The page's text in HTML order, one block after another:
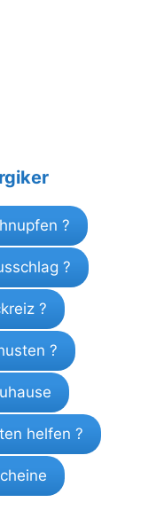
?
?
?
?
helfen ?